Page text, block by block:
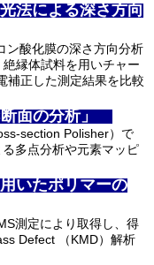
法による深さ方向
ン酸化膜の深さ方向分析
縁体試料を用いチャー
補正した測定結果を比較
面の分析」
section Polisher）で
多点分析や元素マッピ
いたポリマーの
測定により取得し、得
Defect （KMD）解析